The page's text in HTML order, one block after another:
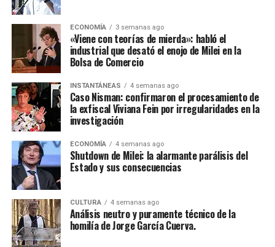
ECONOMÍA 3 semanas ago
«Viene con teorías de mierda»: habló el
industrial que desató el enojo de Milei en la
Bolsa de Comercio
INSTANTÁNEAS 4 semanas ago
Caso Nisman: confirmaron el procesamiento de
la exfiscal Viviana Fein por irregularidades en la
investigación
ECONOMÍA 4 semanas ago
Shutdown de Milei: la alarmante parálisis del
Estado y sus consecuencias
CULTURA 4 semanas ago
Análisis neutro y puramente técnico de la
homilía de Jorge García Cuerva.